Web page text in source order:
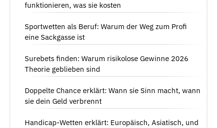
funktionieren, was sie kosten
Sportwetten als Beruf: Warum der Weg zum Profi
eine Sackgasse ist
Surebets finden: Warum risikolose Gewinne 2026
Theorie geblieben sind
Doppelte Chance erklärt: Wann sie Sinn macht, wann
sie dein Geld verbrennt
Handicap-Wetten erklärt: Europäisch, Asiatisch, und